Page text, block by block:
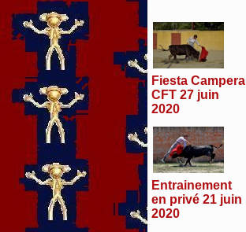
Fiesta Campera
CFT 27 juin
2020
Entrainement
en privé 21 juin
2020